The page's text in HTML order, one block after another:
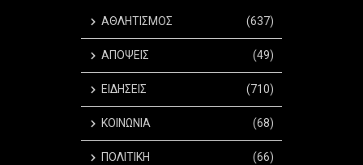
ΑΘΛΗΤΙΣΜΟΣ (637)
ΑΠΟΨΕΙΣ (49)
ΕΙΔΗΣΕΙΣ (710)
ΚΟΙΝΩΝΙΑ (68)
ΠΟΛΙΤΙΚΗ (66)